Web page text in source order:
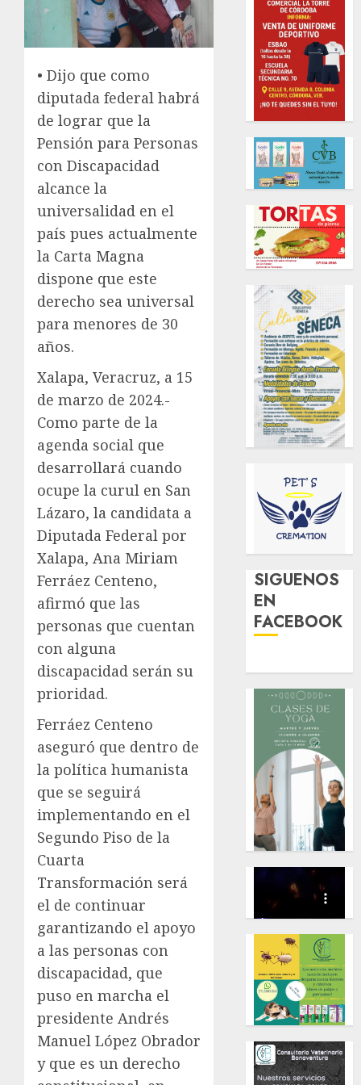
• Dijo que como
diputada federal habrá
de lograr que la
Pensión para Personas
con Discapacidad
alcance la
universalidad en el
país pues actualmente
la Carta Magna
dispone que este
derecho sea universal
para menores de 30
años.
Xalapa, Veracruz, a 15
de marzo de 2024.-
Como parte de la
agenda social que
desarrollará cuando
ocupe la curul en San
Lázaro, la candidata a
Diputada Federal por
Xalapa, Ana Miriam
Ferráez Centeno,
afirmó que las
personas que cuentan
con alguna
discapacidad serán su
prioridad.
Ferráez Centeno
aseguró que dentro de
la política humanista
que se seguirá
implementando en el
Segundo Piso de la
Cuarta
Transformación será
el de continuar
garantizando el apoyo
a las personas con
discapacidad, que
puso en marcha el
presidente Andrés
Manuel López Obrador
y que es un derecho
SIGUENOS
EN
FACEBOOK